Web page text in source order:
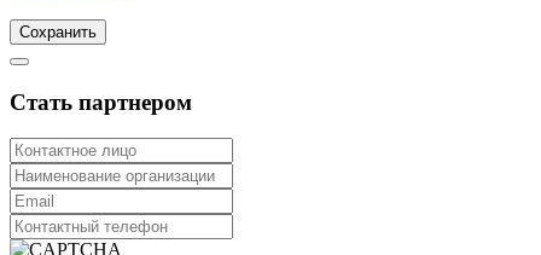
Сохранить
Стать партнером